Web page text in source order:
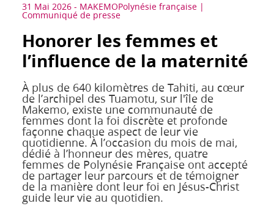
31 Mai 2026 - MAKEMOPolynésie française
Communiqué de presse
Honorer les femmes et
l’influence de la maternité
À plus de 640 kilomètres de Tahiti, au cœur
de l’archipel des Tuamotu, sur l'île de
Makemo, existe une communauté de
femmes dont la foi discrète et profonde
façonne chaque aspect de leur vie
quotidienne. À l’occasion du mois de mai,
dédié à l’honneur des mères, quatre
femmes de Polynésie Française ont accepté
de partager leur parcours et de témoigner
de la manière dont leur foi en Jésus-Christ
guide leur vie au quotidien.